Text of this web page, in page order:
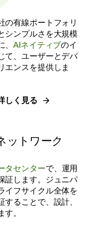
の有線ポートフォリ
シンプルさを大規模
、AIネイティブのイ
て、ユーザーとデバ
エンスを提供しま
しく見る
ットワーク
タセンターで、運用
証します。ジュニパ
イフサイクル全体を
することで、設計、
す。